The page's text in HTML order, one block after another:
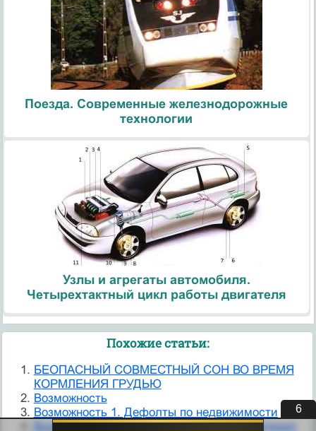
Поезда. Современные железнодорожные
технологии
Узлы и агрегаты автомобиля.
Четырехтактный цикл работы двигателя
Похожие статьи:
БЕОПАСНЫЙ СОВМЕСТНЫЙ СОН ВО ВРЕМЯ
КОРМЛЕНИЯ ГРУДЬЮ
Возможность
Возможность 1. Дефолты по недвижимости
Возможность 2. Перепродажа до приобретения
5